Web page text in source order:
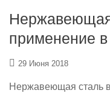
применение в
29 Июня 2018
Нержавеющая сталь